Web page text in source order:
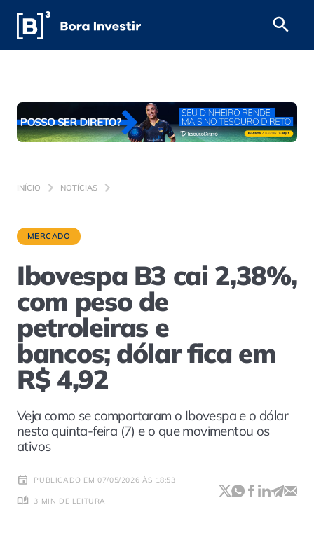
INÍCIO NOTÍCIAS
MERCADO
Ibovespa B3 cai 2,38%,
com peso de
petroleiras e
bancos; dólar fica em
R$ 4,92
Veja como se comportaram o Ibovespa e o dólar
nesta quinta-feira (7) e o que movimentou os
ativos
PUBLICADO EM 07/05/2026 ÀS 18:53
3 MIN DE LEITURA